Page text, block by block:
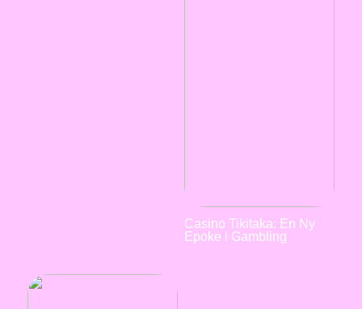
Casino Tikitaka: En Ny
Epoke i Gambling